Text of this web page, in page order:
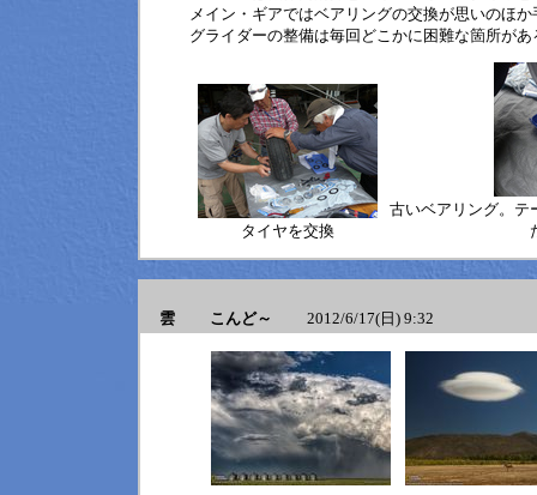
メイン・ギアではベアリングの交換が思いのほ
グライダーの整備は毎回どこかに困難な箇所が
タイヤを交換
古いベアリング。テ
雲 こんど～ 2012/6/17(日) 9:32